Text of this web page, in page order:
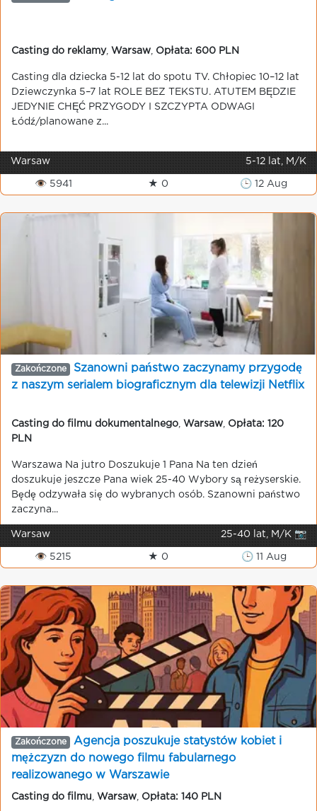
Casting do reklamy, Warsaw Opłata: 600 PLN
Casting dla dziecka 5-12 lat do spotu TV. Chłopiec 10–12 lat
Dziewczynka 5–7 lat ROLE BEZ TEKSTU. ATUTEM BĘDZIE
JEDYNIE CHĘĆ PRZYGODY I SZCZYPTA ODWAGI
Łódź/planowane z...
Warsaw 5-12 lat, M/K
👁 5941 ★ 0 🕒 12 Aug
Zakończone
Szanowni państwo zaczynamy przygodę
z naszym serialem biograficznym dla telewizji Netflix
Casting do filmu dokumentalnego Warsaw
Opłata: 120
PLN
Warszawa Na jutro Doszukuje 1 Pana Na ten dzień
doszukuje jeszcze Pana wiek 25-40 Wybory są reżyserskie.
Będę odzywała się do wybranych osób. Szanowni państwo
zaczyna...
Warsaw 25-40 lat, M/K 📷
👁 5215 ★ 0 🕒 11 Aug
Zakończone
Agencja poszukuje statystów kobiet i
mężczyzn do nowego filmu fabularnego
realizowanego w Warszawie
Casting do filmu Warsaw Opłata: 140 PLN